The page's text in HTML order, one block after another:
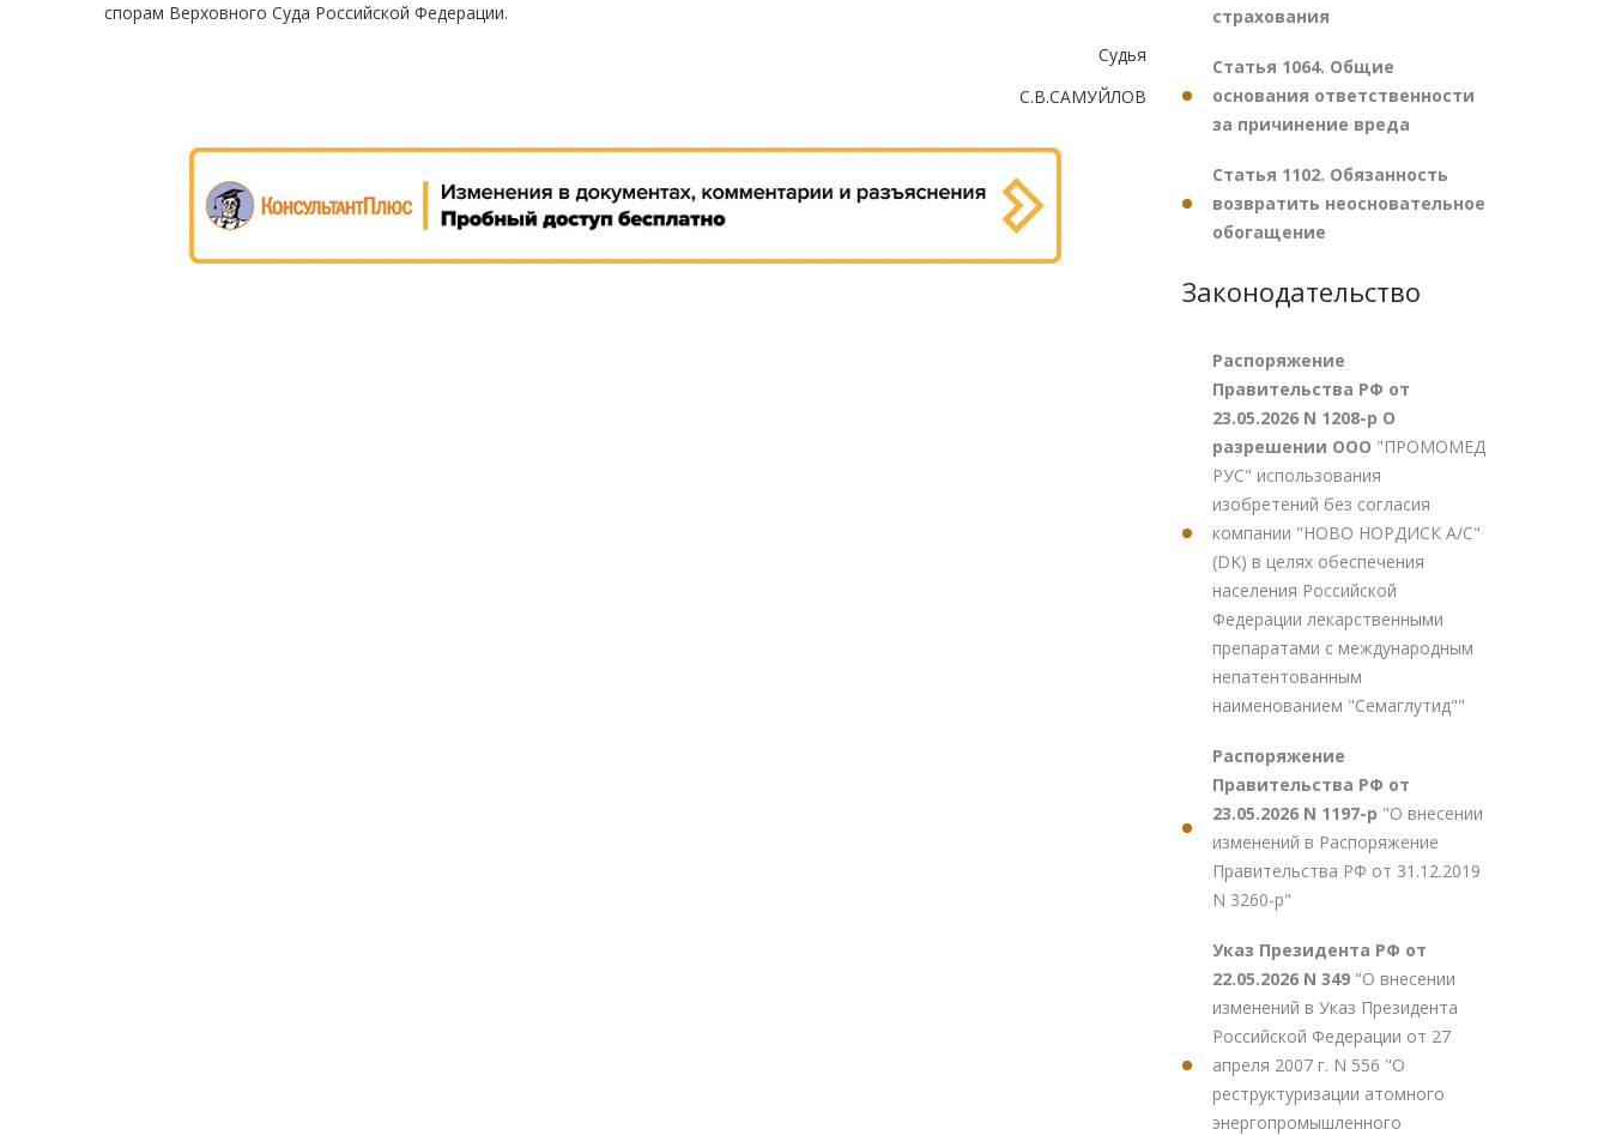
спорам Верховного Суда Российской Федерации.
Судья
С.В.САМУЙЛОВ
страхования
Статья 1064. Общие
основания ответственности
за причинение вреда
Статья 1102. Обязанность
возвратить неосновательное
обогащение
Законодательство
Распоряжение
Правительства РФ от
23.05.2026 N 1208-р О
разрешении ООО "ПРОМОМЕД
РУС" использования
изобретений без согласия
компании "НОВО НОРДИСК А/С"
(DK) в целях обеспечения
населения Российской
Федерации лекарственными
препаратами с международным
непатентованным
наименованием "Семаглутид""
Распоряжение
Правительства РФ от
23.05.2026 N 1197-р "О внесении
изменений в Распоряжение
Правительства РФ от 31.12.2019
N 3260-р"
Указ Президента РФ от
22.05.2026 N 349 "О внесении
изменений в Указ Президента
Российской Федерации от 27
апреля 2007 г. N 556 "О
реструктуризации атомного
энергопромышленного